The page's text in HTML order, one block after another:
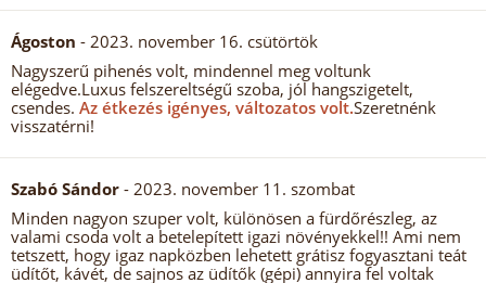
Ágoston - 2023. november 16. csütörtök
Nagyszerű pihenés volt, mindennel meg voltunk
elégedve.Luxus felszereltségű szoba, jól hangszigetelt,
csendes. Az étkezés igényes, változatos volt.Szeretnénk
visszatérni!
Szabó Sándor - 2023. november 11. szombat
Minden nagyon szuper volt, különösen a fürdőrészleg, az
valami csoda volt a betelepített igazi növényekkel!! Ami nem
tetszett, hogy igaz napközben lehetett grátisz fogyasztani teát
üdítőt, kávét, de sajnos az üdítők (gépi) annyira fel voltak